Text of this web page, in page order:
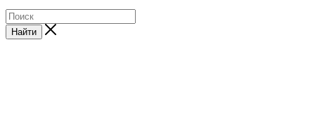
Найти